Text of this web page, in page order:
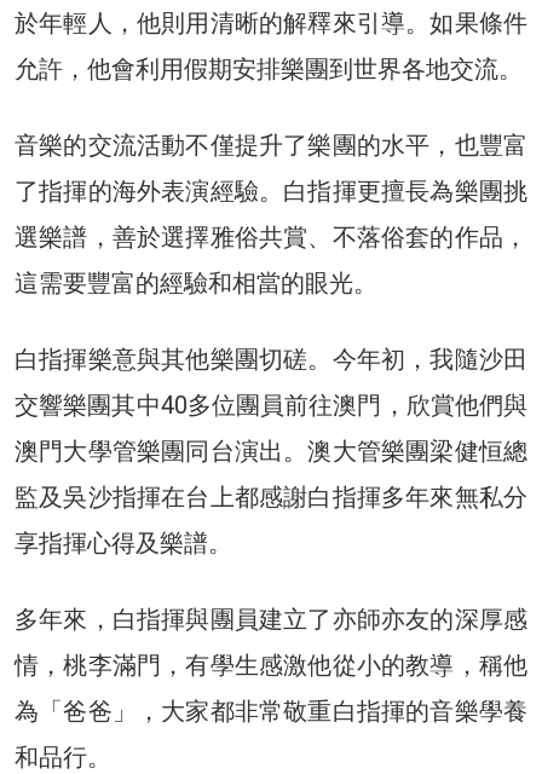
於年輕人，他則用清晰的解釋來引導。如果條件
允許，他會利用假期安排樂團到世界各地交流。
音樂的交流活動不僅提升了樂團的水平，也豐富
了指揮的海外表演經驗。白指揮更擅長為樂團挑
選樂譜，善於選擇雅俗共賞、不落俗套的作品，
這需要豐富的經驗和相當的眼光。
白指揮樂意與其他樂團切磋。今年初，我隨沙田
交響樂團其中40多位團員前往澳門，欣賞他們與
澳門大學管樂團同台演出。澳大管樂團梁健恒總
監及吳沙指揮在台上都感謝白指揮多年來無私分
享指揮心得及樂譜。
多年來，白指揮與團員建立了亦師亦友的深厚感
情，桃李滿門，有學生感激他從小的教導，稱他
為「爸爸」，大家都非常敬重白指揮的音樂學養
和品行。